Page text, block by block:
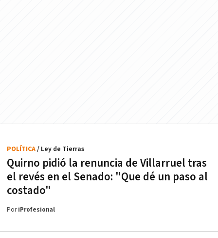
Quirno pidió la renuncia de Villarruel tras
el revés en el Senado: "Que dé un paso al
costado"
POLÍTICA/ Ley de Tierras
PoriProfesional